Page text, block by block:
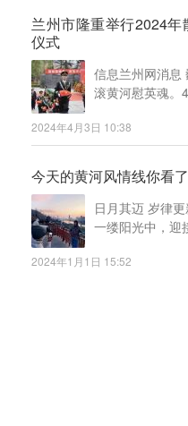
兰州市隆重举行2024
仪式
信息兰州网消息
滚黄河慰英魂
2024年4月3日 10:38
今天的黄河风情线你看
日月其迈 岁律
一缕阳光中，
2024年1月1日 15:52